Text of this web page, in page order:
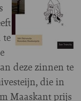
te
deze zinnen te
die in
Maaskant prijs